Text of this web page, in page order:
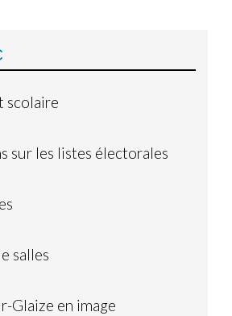
scolaire
sur les listes électorales
salles
Glaize en image